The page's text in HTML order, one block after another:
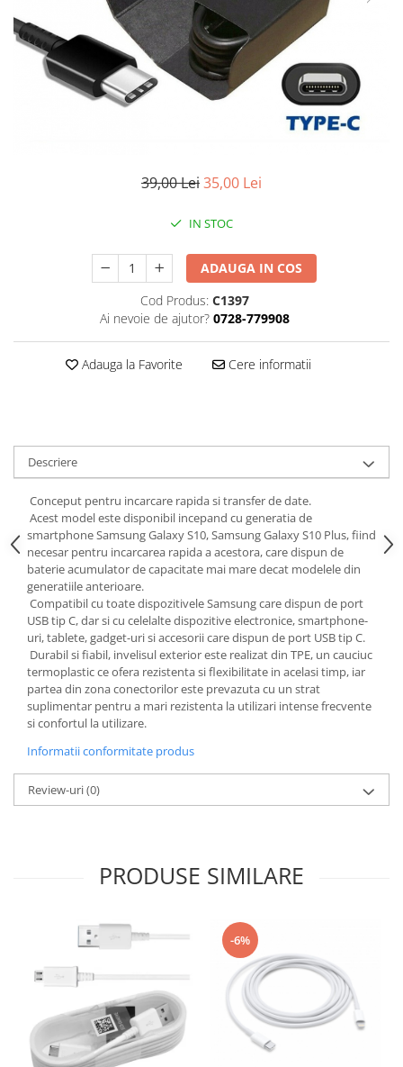
Smartwatch
39,00 Lei35,00 Lei
IN STOC
ADAUGA IN COS
Cod Produs: C1397
Ai nevoie de ajutor? 0728-779908
Adauga la Favorite Cere informatii
Descriere
Conceput pentru incarcare rapida si transfer de date.
Acest model este disponibil incepand cu generatia de
smartphone Samsung Galaxy S10, Samsung Galaxy S10 Plus, fiind
necesar pentru incarcarea rapida a acestora, care dispun de
baterie acumulator de capacitate mai mare decat modelele din
generatiile anterioare.
Compatibil cu toate dispozitivele Samsung care dispun de port
USB tip C, dar si cu celelalte dispozitive electronice, smartphone-
uri, tablete, gadget-uri si accesorii care dispun de port USB tip C.
Durabil si fiabil, invelisul exterior este realizat din TPE, un cauciuc
termoplastic ce ofera rezistenta si flexibilitate in acelasi timp, iar
partea din zona conectorilor este prevazuta cu un strat
suplimentar pentru a mari rezistenta la utilizari intense frecvente
si confortul la utilizare.
Informatii conformitate produs
Review-uri(0)
PRODUSE SIMILARE
-6%